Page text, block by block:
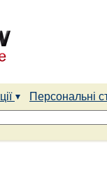
Персональні